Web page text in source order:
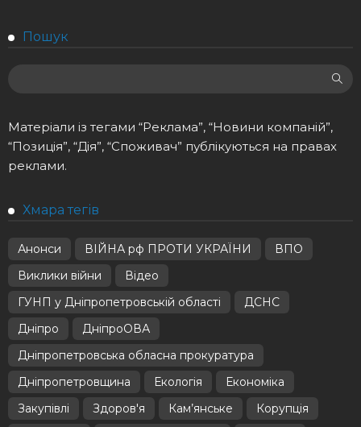
Пошук
Матеріали із тегами “Реклама”, “Новини компаній”,
“Позиція”, “Дія”, “Споживач” публікуються на правах
реклами.
Хмара тегів
Анонси ВІЙНА рф ПРОТИ УКРАЇНИ
ВПО
Виклики війни
Відео
ГУНП у Дніпропетровській області
ДСНС
Дніпро
ДніпроОВА
Дніпропетровська обласна прокуратура
Дніпропетровщина
Екологія
Економіка
Закупівлі
Здоров'я Кам’янське
Корупція